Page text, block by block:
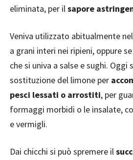
eliminata, per ilsapore
Veniva utilizzato abitualmente
a grani interi nei ripieni, oppure
che si univa a salse e sughi. Oggi
sostituzione del limone per
pesci lessati o arrostiti, per
formaggi morbidi o le insalate,
e vermigli.
Dai chicchi si può spremere il